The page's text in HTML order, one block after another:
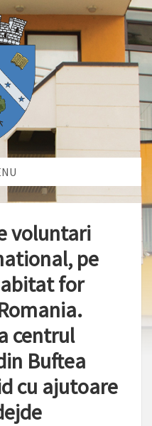
voluntari
pe
for
centrul
Buftea
cu ajutoare